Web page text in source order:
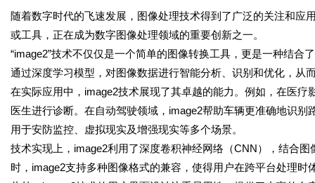
随着数字时代的飞速发展，图像处理技术得到了广泛的关注和应
或工具，正在成为数字图像处理领域的重要创新之一。
“image2”技术不仅仅是一个简单的图像转换工具，更是一种结
通过深度学习模型，对图像数据进行智能分析、识别和优化，从
在实际应用中，image2技术展现了其卓越的能力。例如，在医
医生进行诊断。在自动驾驶领域，image2帮助车辆更准确地识
用于安防监控、虚拟现实及增强现实等多个场景。
技术实现上，image2利用了深度卷积神经网络（CNN），结合
时，image2支持多种图像格式的兼容，使得用户在跨平台处理时